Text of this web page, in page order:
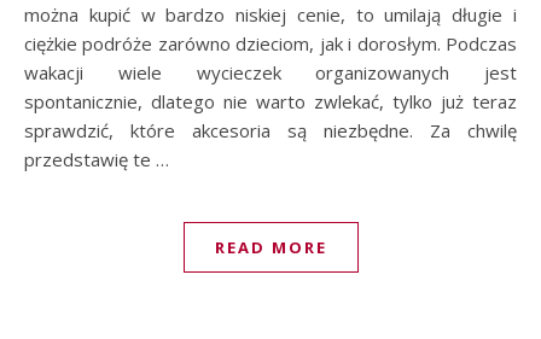
można kupić w bardzo niskiej cenie, to umilają długie i
ciężkie podróże zarówno dzieciom, jak i dorosłym. Podczas
wakacji wiele wycieczek organizowanych jest
spontanicznie, dlatego nie warto zwlekać, tylko już teraz
sprawdzić, które akcesoria są niezbędne. Za chwilę
przedstawię te …
READ MORE